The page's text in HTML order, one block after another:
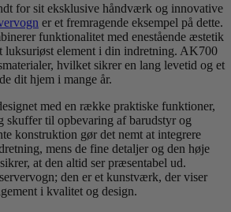
for sit eksklusive håndværk og innovative
er et fremragende eksempel på dette.
funktionalitet med enestående æstetik
luksuriøst element i din indretning. AK700
hvilket sikrer en lang levetid og et
dit hjem i mange år.
med en række praktiske funktioner,
skuffer til opbevaring af barudstyr og
konstruktion gør det nemt at integrere
mens de fine detaljer og den høje
at den altid ser præsentabel ud.
den er et kunstværk, der viser
i kvalitet og design.